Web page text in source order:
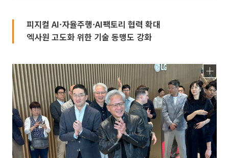
피지컬 AI·자율주행·AI팩토리 협력 확대
엑사원 고도화 위한 기술 동맹도 강화